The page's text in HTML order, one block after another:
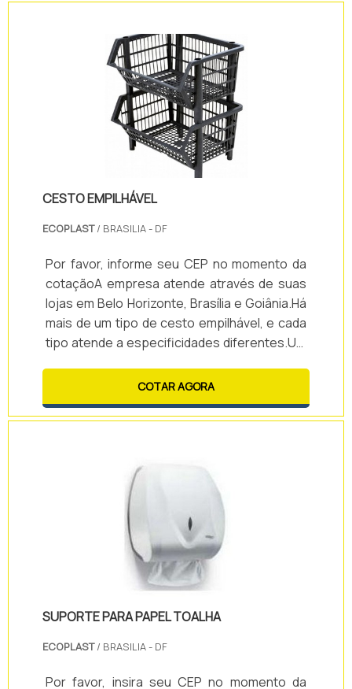
CESTO EMPILHÁVEL
ECOPLAST/ BRASILIA - DF
Por favor, informe seu CEP no momento da
cotaçãoA empresa atende através de suas
lojas em Belo Horizonte, Brasília e Goiânia.Há
mais de um tipo de cesto empilhável, e cada
tipo atende a especificidades diferentes.Um
encaixes que possibilitam o empilhamento
vertical. Esse tipo de cesto é utilizado em: -
Lojas para expor mercadorias; - Mercearias
esportivas etc, para organizar .
COTAR AGORA
SUPORTE PARA PAPEL TOALHA
ECOPLAST/ BRASILIA - DF
Por favor, insira seu CEP no momento da